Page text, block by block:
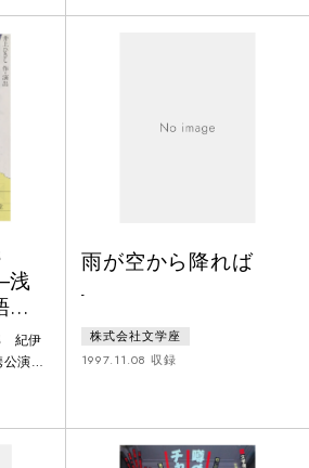
失っ
磨
未亡
調達
夏の
ずの
っこ
浅
―
紀伊
演昭
二
てい
雨が空から降れば
-
株式会社文学座
1997.11.08 収録